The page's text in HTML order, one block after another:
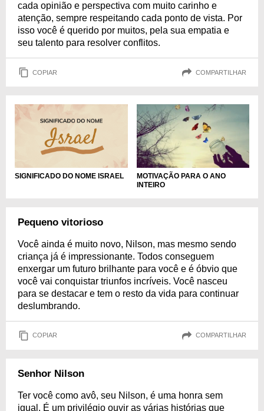
cada opinião e perspectiva com muito carinho e
atenção, sempre respeitando cada ponto de vista. Por
isso você é querido por muitos, pela sua empatia e
seu talento para resolver conflitos.
COPIAR COMPARTILHAR
SIGNIFICADO DO NOME ISRAEL
MOTIVAÇÃO PARA O ANO
INTEIRO
Pequeno vitorioso
Você ainda é muito novo, Nilson, mas mesmo sendo
criança já é impressionante. Todos conseguem
enxergar um futuro brilhante para você e é óbvio que
você vai conquistar triunfos incríveis. Você nasceu
para se destacar e tem o resto da vida para continuar
deslumbrando.
COPIAR COMPARTILHAR
Senhor Nilson
Ter você como avô, seu Nilson, é uma honra sem
igual. É um privilégio ouvir as várias histórias que